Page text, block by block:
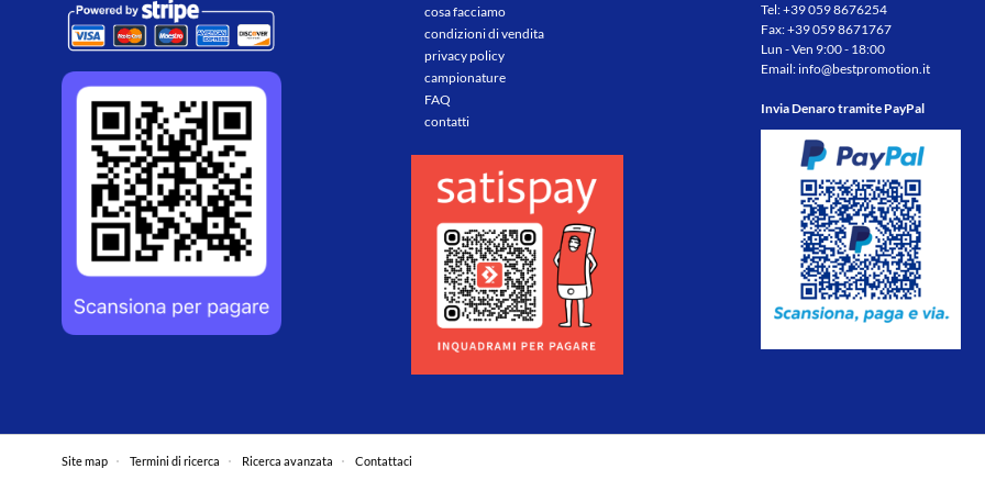
cosa facciamo
condizioni di vendita
privacy policy
campionature
FAQ
contatti
Tel:+39 059 8676254
Fax: +39 059 8671767
Lun - Ven 9:00 - 18:00
Email:info@bestpromotion.it
Invia Denaro tramite PayPal
Site map Termini di ricerca Ricerca avanzata Contattaci